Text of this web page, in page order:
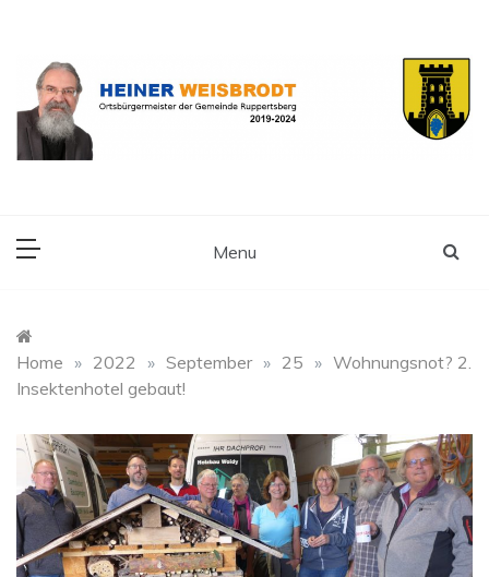
content
Menu
Home » 2022 » September » 25 » Wohnungsnot? 2.
Insektenhotel gebaut!